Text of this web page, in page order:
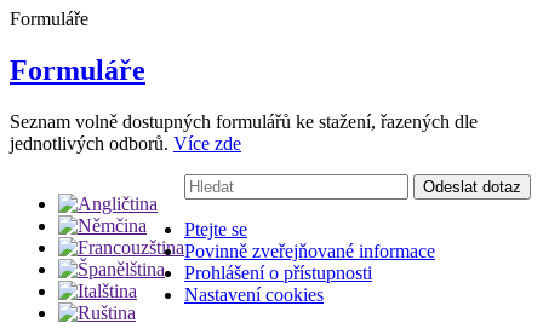
Formuláře
Formuláře
Seznam volně dostupných formulářů ke stažení, řazených dle
jednotlivých odborů. Více zde
Vyhledávání:
Odeslat dotaz
Ptejte se
Povinně zveřejňované informace
Prohlášení o přístupnosti
Nastavení cookies